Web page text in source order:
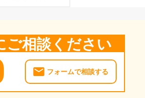
ご相談ください
フォームで相談する